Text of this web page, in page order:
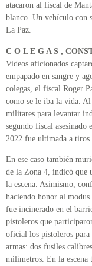
atacaron al fiscal de
blanco. Un vehículo con
La Paz.
C O L E G A S ,
Videos aficionados
empapado en sangre y
colegas, el fiscal Roger
como se le iba la vida.
militares para levantar
segundo fiscal
2022 fue ultimada a
En ese caso también
de la Zona 4, indicó que
la escena. Asimismo,
haciendo honor al
fue incinerado en el
pistoleros que
oficial los pistoleros
armas: dos fusiles
milímetros. En la escena